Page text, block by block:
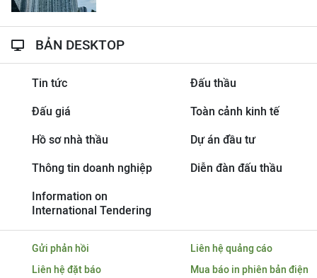
BẢN DESKTOP
Tin tức Đấu thầu
Đấu giá Toàn cảnh kinh tế
Hồ sơ nhà thầu Dự án đầu tư
Thông tin doanh nghiệp Diễn đàn đấu thầu
Information on
International Tendering
Gửi phản hồi
Liên hệ quảng cáo
Liên hệ đặt báo
Mua báo in phiên bản điện